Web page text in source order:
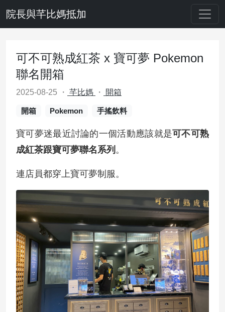
院長與芊比媽抵加
可不可熟成紅茶 x 寶可夢 Pokemon
聯名開箱
2025-08-25 ・ 芊比媽 ・ 開箱
開箱 Pokemon 手搖飲料
寶可夢迷最近討論的一個活動應該就是可不可熟
成紅茶跟寶可夢聯名系列 。
連店員都穿上寶可夢制服。